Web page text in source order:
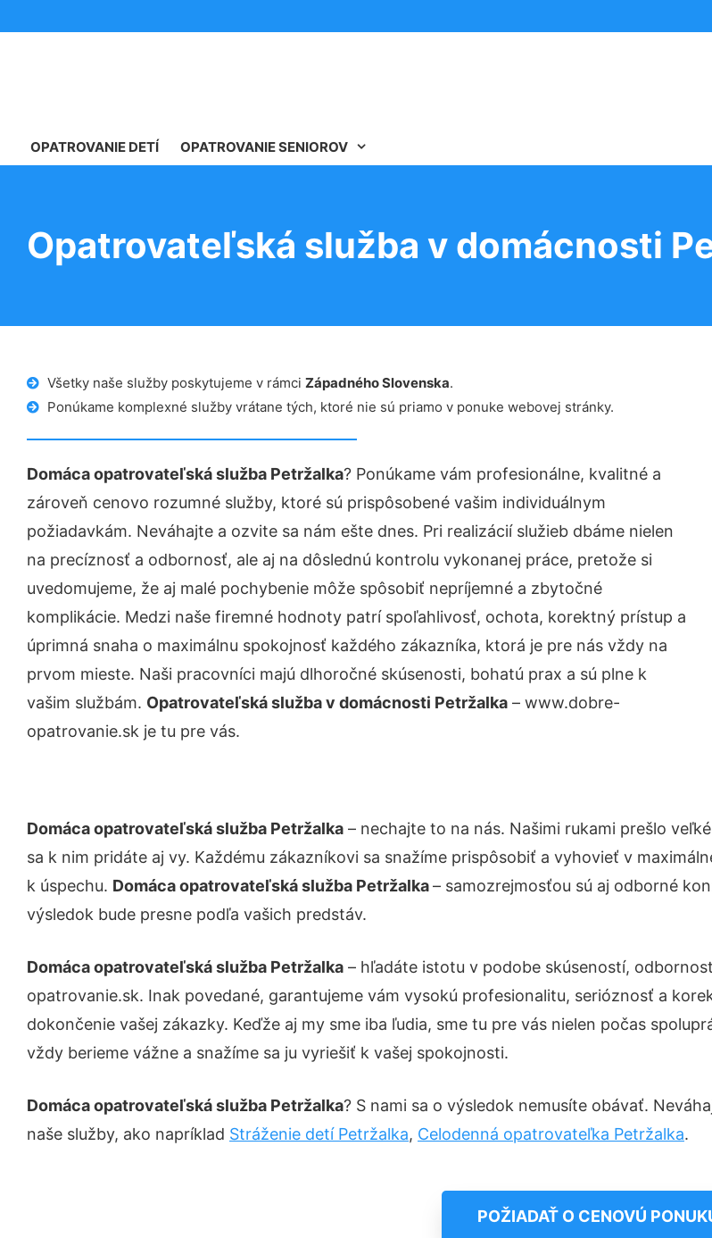
OPATROVANIE DETÍ OPATROVANIE SENIOROV
Opatrovateľská služba v domácnosti
Všetky naše služby poskytujeme v rámci Západného Slovenska.
Ponúkame komplexné služby vrátane tých, ktoré nie sú priamo v ponuke webovej stránky.
Domáca opatrovateľská služba Petržalka? Ponúkame vám profesionálne, kvalitné a
zároveň cenovo rozumné služby, ktoré sú prispôsobené vašim individuálnym
požiadavkám. Neváhajte a ozvite sa nám ešte dnes. Pri realizácií služieb dbáme nielen
na precíznosť a odbornosť, ale aj na dôslednú kontrolu vykonanej práce, pretože si
uvedomujeme, že aj malé pochybenie môže spôsobiť nepríjemné a zbytočné
komplikácie. Medzi naše firemné hodnoty patrí spoľahlivosť, ochota, korektný prístup a
úprimná snaha o maximálnu spokojnosť každého zákazníka, ktorá je pre nás vždy na
prvom mieste. Naši pracovníci majú dlhoročné skúsenosti, bohatú prax a sú plne k
vašim službám. Opatrovateľská služba v domácnosti Petržalka – www.dobre-
opatrovanie.sk je tu pre vás.
Domáca opatrovateľská služba Petržalka – nechajte to na nás. Našimi rukami prešlo
sa k nim pridáte aj vy. Každému zákazníkovi sa snažíme prispôsobiť a vyhovieť v
k úspechu. Domáca opatrovateľská služba Petržalka– samozrejmosťou sú aj odborné
výsledok bude presne podľa vašich predstáv.
Domáca opatrovateľská služba Petržalka – hľadáte istotu v podobe skúseností,
opatrovanie.sk. Inak povedané, garantujeme vám vysokú profesionalitu, serióznosť a
dokončenie vašej zákazky. Keďže aj my sme iba ľudia, sme tu pre vás nielen počas
vždy berieme vážne a snažíme sa ju vyriešiť k vašej spokojnosti.
Domáca opatrovateľská služba Petržalka? S nami sa o výsledok nemusíte obávať.
naše služby, ako napríklad Stráženie detí Petržalka, Celodenná opatrovateľka Petržalka.
POŽIADAŤ O CENOVÚ